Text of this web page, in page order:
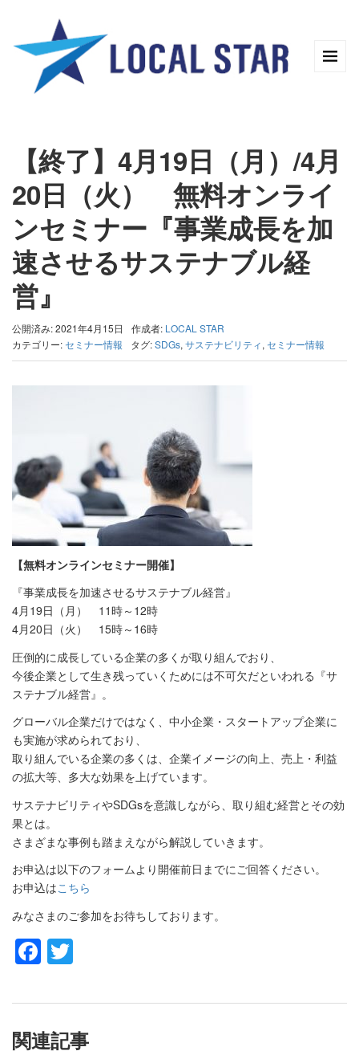
【終了】4月19日（月）/4月
20日（火） 無料オンライ
ンセミナー『事業成長を加
速させるサステナブル経
営』
公開済み: 2021年4月15日 作成者: LOCAL STAR
カテゴリー:セミナー情報 タグ:SDGs, サステナビリティ, セミナー情報
【無料オンラインセミナー開催】
『事業成長を加速させるサステナブル経営』
4月19日（月） 11時～12時
4月20日（火） 15時～16時
圧倒的に成長している企業の多くが取り組んでおり、
今後企業として生き残っていくためには不可欠だといわれる『サ
ステナブル経営』。
グローバル企業だけではなく、中小企業・スタートアップ企業に
も実施が求められており、
取り組んでいる企業の多くは、企業イメージの向上、売上・利益
の拡大等、多大な効果を上げています。
サステナビリティやSDGsを意識しながら、取り組む経営とその効
果とは。
さまざまな事例も踏まえながら解説していきます。
お申込は以下のフォームより開催前日までにご回答ください。
お申込はこちら
みなさまのご参加をお待ちしております。
Facebook
関連記事